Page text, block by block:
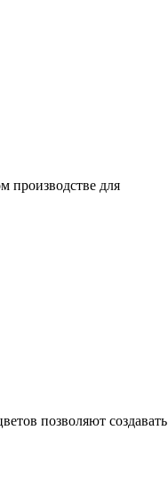
производстве для
позволяют создавать